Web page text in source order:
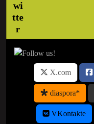
X.com
diaspora*
VKontakte